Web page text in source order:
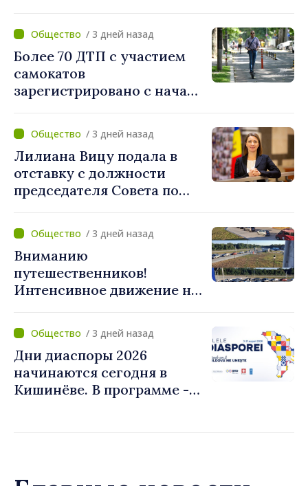
/ 3 дней назад
Более 70 ДТП с участием
самокатов
зарегистрировано с начала
водителей соблюдать
правила дорожного
движения
/ 3 дней назад
Лилиана Вицу подала в
отставку с должности
председателя Совета по
/ 3 дней назад
Вниманию
путешественников!
Интенсивное движение на
направлении выезда из
Республики Молдова
/ 3 дней назад
Дни диаспоры 2026
начинаются сегодня в
Кишинёве. В программе -